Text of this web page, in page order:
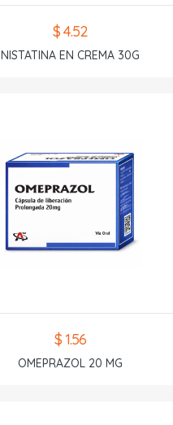
$ 4.52
NISTATINA EN CREMA 30G
$ 1.56
OMEPRAZOL 20 MG